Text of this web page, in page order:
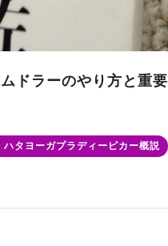
ドラーのやり方と重要
ハタヨーガプラディーピカー概説